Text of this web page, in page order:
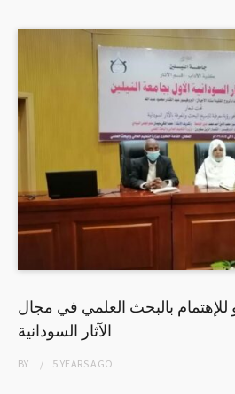
للإهتمام بالبحث العلمي في مجال
الآثار السودانية
BY 5 YEARSAGO